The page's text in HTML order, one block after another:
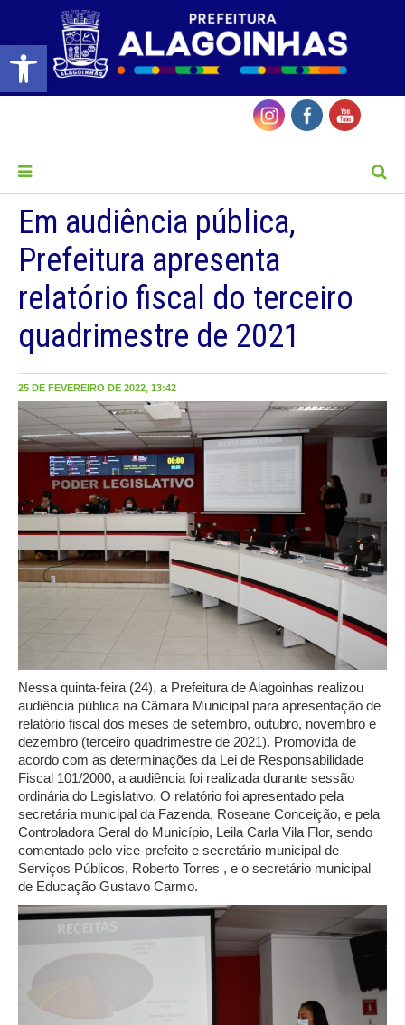
Barra de Ferramentas Aberta
Em audiência pública,
Prefeitura apresenta
relatório fiscal do terceiro
quadrimestre de 2021
25 DE FEVEREIRO DE 2022, 13:42
Nessa quinta-feira (24), a Prefeitura de Alagoinhas realizou
audiência pública na Câmara Municipal para apresentação de
relatório fiscal dos meses de setembro, outubro, novembro e
dezembro (terceiro quadrimestre de 2021). Promovida de
acordo com as determinações da Lei de Responsabilidade
Fiscal 101/2000, a audiência foi realizada durante sessão
ordinária do Legislativo. O relatório foi apresentado pela
secretária municipal da Fazenda, Roseane Conceição, e pela
Controladora Geral do Município, Leila Carla Vila Flor, sendo
comentado pelo vice-prefeito e secretário municipal de
Serviços Públicos, Roberto Torres , e o secretário municipal
de Educação Gustavo Carmo.